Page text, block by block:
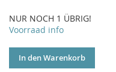
NUR NOCH 1 ÜBRIG!
Voorraad info
In den Warenkorb